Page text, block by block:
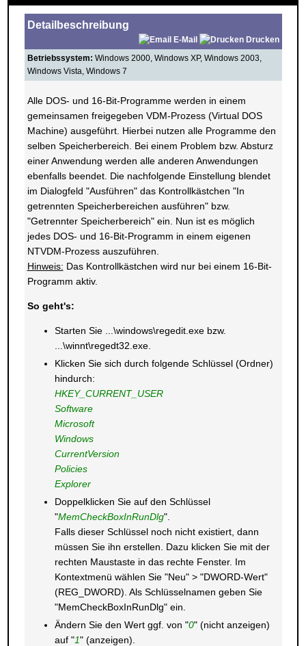
Detailbeschreibung
E-Mail
Drucken
Betriebssystem: Windows 2000, Windows XP, Windows 2003,
Windows Vista, Windows 7
Alle DOS- und 16-Bit-Programme werden in einem
gemeinsamen freigegeben VDM-Prozess (Virtual DOS
Machine) ausgeführt. Hierbei nutzen alle Programme den
selben Speicherbereich. Bei einem Problem bzw. Absturz
einer Anwendung werden alle anderen Anwendungen
ebenfalls beendet. Die nachfolgende Einstellung blendet
im Dialogfeld "Ausführen" das Kontrollkästchen "In
getrennten Speicherbereichen ausführen" bzw.
"Getrennter Speicherbereich" ein. Nun ist es möglich
jedes DOS- und 16-Bit-Programm in einem eigenen
NTVDM-Prozess auszuführen.
Hinweis: Das Kontrollkästchen wird nur bei einem 16-Bit-
Programm aktiv.
So geht's:
Starten Sie ...\windows\regedit.exe bzw.
...\winnt\regedt32.exe.
Klicken Sie sich durch folgende Schlüssel (Ordner)
hindurch:
HKEY_CURRENT_USER
Software
Microsoft
Windows
CurrentVersion
Policies
Explorer
Doppelklicken Sie auf den Schlüssel
"MemCheckBoxInRunDlg".
Falls dieser Schlüssel noch nicht existiert, dann
müssen Sie ihn erstellen. Dazu klicken Sie mit der
rechten Maustaste in das rechte Fenster. Im
Kontextmenü wählen Sie "Neu" > "DWORD-Wert"
(REG_DWORD). Als Schlüsselnamen geben Sie
"MemCheckBoxInRunDlg" ein.
Ändern Sie den Wert ggf. von "0" (nicht anzeigen)
auf "1" (anzeigen).